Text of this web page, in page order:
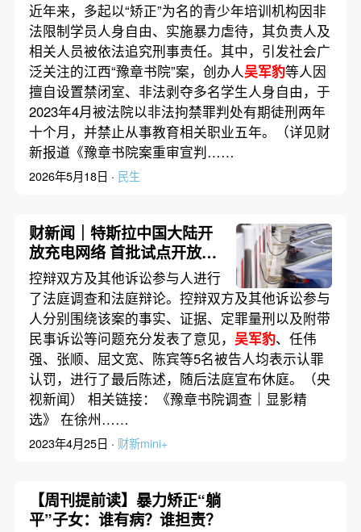
近年来，多起以“矫正”为名的青少年培训机构因非
法限制学员人身自由、实施暴力虐待，其负责人及
相关人员被依法追究刑事责任。其中，引发社会广
泛关注的江西“豫章书院”案，创办人吴军豹等人因
擅自设置禁闭室、非法剥夺多名学生人身自由，于
2023年4月被法院以非法拘禁罪判处有期徒刑两年
十个月，并禁止从事教育相关职业五年。（详见财
新报道《豫章书院案重审宣判……
2026年5月18日 · 民生
财新闻｜特斯拉中国大陆开
放充电网络 首批试点开放十
座超充站
控辩双方及其他诉讼参与人进行
了法庭调查和法庭辩论。控辩双方及其他诉讼参与
人分别围绕该案的事实、证据、定罪量刑以及附带
民事诉讼等问题充分发表了意见， 吴军豹、任伟
强、张顺、屈文宽、陈宾等5名被告人均表示认罪
认罚，进行了最后陈述，随后法庭宣布休庭。（央
视新闻） 相关链接：《豫章书院调查｜显影精
选》 在徐州……
2023年4月25日 · 财新mini+
【周刊提前读】暴力矫正“躺
平”子女：谁有病？谁担责？